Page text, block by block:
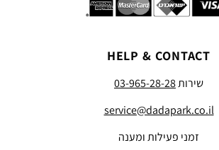
HELP & CONTACT
שירות03-965-28-28
service@dadapark.co.il
זמני פעילות ומענה